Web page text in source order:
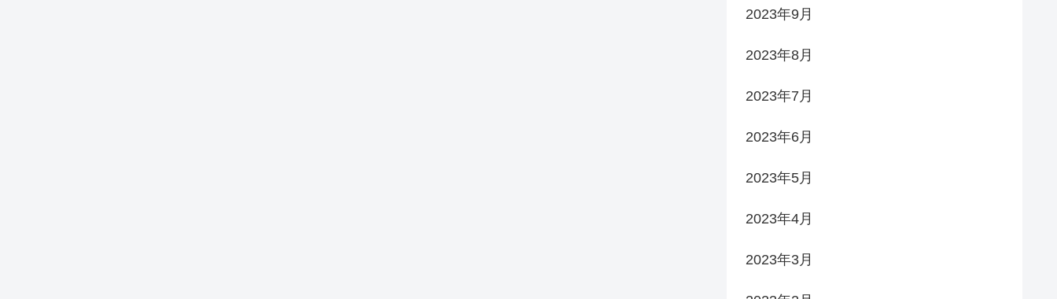
2023年9月
2023年8月
2023年7月
2023年6月
2023年5月
2023年4月
2023年3月